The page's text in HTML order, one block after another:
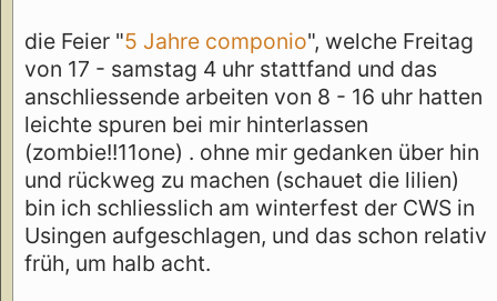
die Feier "5 Jahre componio", welche Freitag
von 17 - samstag 4 uhr stattfand und das
anschliessende arbeiten von 8 - 16 uhr hatten
leichte spuren bei mir hinterlassen
(zombie!!11one) . ohne mir gedanken über hin
und rückweg zu machen (schauet die lilien)
bin ich schliesslich am winterfest der CWS in
Usingen aufgeschlagen, und das schon relativ
früh, um halb acht.